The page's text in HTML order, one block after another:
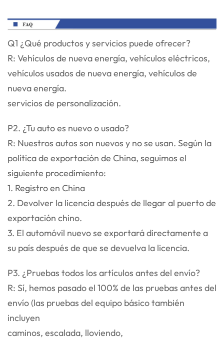
Q1 ¿Qué productos y servicios puede ofrecer?
R: Vehículos de nueva energía, vehículos eléctricos,
vehículos usados de nueva energía, vehículos de
nueva energía.
servicios de personalización.
P2. ¿Tu auto es nuevo o usado?
R: Nuestros autos son nuevos y no se usan. Según la
política de exportación de China, seguimos el
siguiente procedimiento:
1. Registro en China
2. Devolver la licencia después de llegar al puerto de
exportación chino.
3. El automóvil nuevo se exportará directamente a
su país después de que se devuelva la licencia.
P3. ¿Pruebas todos los artículos antes del envío?
R: Sí, hemos pasado el 100% de las pruebas antes del
envío (las pruebas del equipo básico también
incluyen
caminos, escalada, lloviendo,